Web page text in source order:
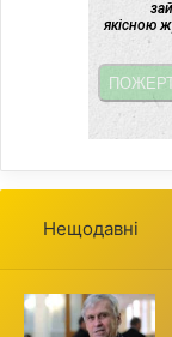
Нещодавні